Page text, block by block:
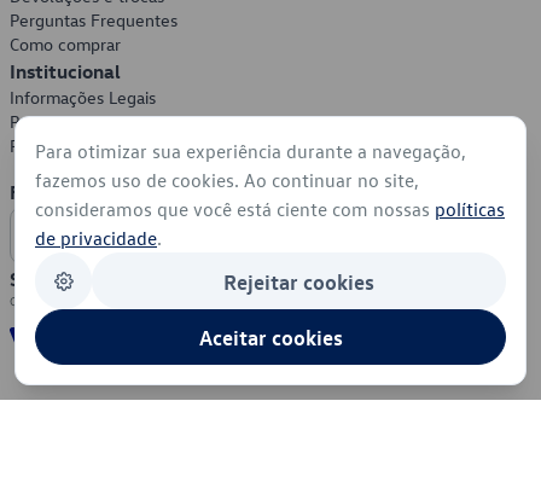
Perguntas Frequentes
Como comprar
Institucional
Informações Legais
Política de Privacidade
Política de Cookies
Formas de Pagamento
Segurança
Para otimizar sua experiência durante a navegação,
fazemos uso de cookies. Ao continuar no site,
consideramos que você está ciente com nossas políticas
de privacidade.
Rejeitar cookies
Aceitar cookies